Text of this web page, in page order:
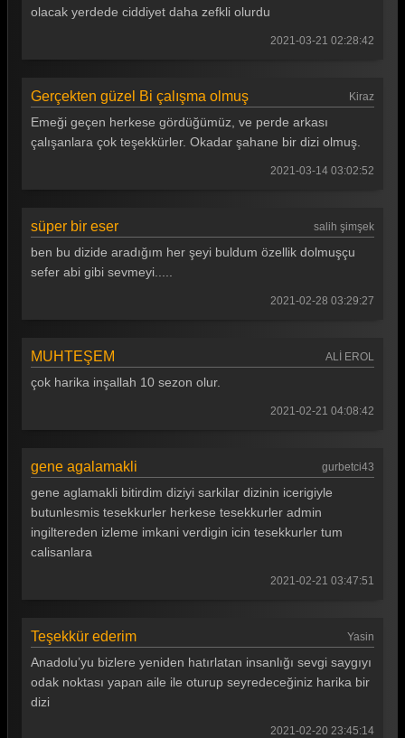
olacak yerdede ciddiyet daha zefkli olurdu
2021-03-21 02:28:42
Gerçekten güzel Bi çalışma olmuş Kiraz
Emeği geçen herkese gördüğümüz, ve perde arkası
çalışanlara çok teşekkürler. Okadar şahane bir dizi olmuş.
2021-03-14 03:02:52
süper bir eser salih şimşek
ben bu dizide aradığım her şeyi buldum özellik dolmuşçu
sefer abi gibi sevmeyi.....
2021-02-28 03:29:27
MUHTEŞEM ALİ EROL
çok harika inşallah 10 sezon olur.
2021-02-21 04:08:42
gene agalamakli gurbetci43
gene aglamakli bitirdim diziyi sarkilar dizinin icerigiyle
butunlesmis tesekkurler herkese tesekkurler admin
ingiltereden izleme imkani verdigin icin tesekkurler tum
calisanlara
2021-02-21 03:47:51
Teşekkür ederim Yasin
Anadolu’yu bizlere yeniden hatırlatan insanlığı sevgi saygıyı
odak noktası yapan aile ile oturup seyredeceğiniz harika bir
dizi
2021-02-20 23:45:14